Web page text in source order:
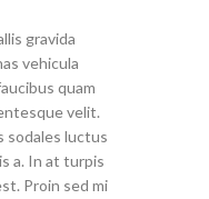
gravida
vehicula
quam
velit.
sodales luctus
a. In at turpis
Proin sed mi